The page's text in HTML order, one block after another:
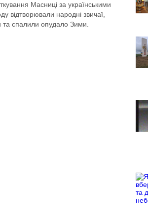
Масниці за українськими
відтворювали народні звичаї,
та спалили опудало Зими.